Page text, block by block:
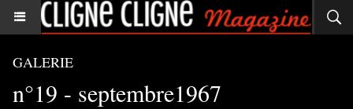
GALERIE
n°19 - septembre1967